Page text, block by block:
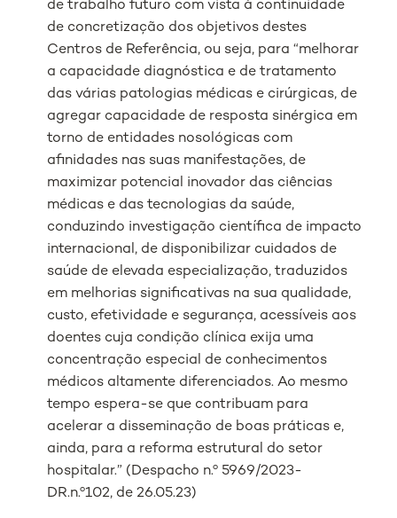
de trabalho futuro com vista à continuidade
de concretização dos objetivos destes
Centros de Referência, ou seja, para “melhorar
a capacidade diagnóstica e de tratamento
das várias patologias médicas e cirúrgicas, de
agregar capacidade de resposta sinérgica em
torno de entidades nosológicas com
afinidades nas suas manifestações, de
maximizar potencial inovador das ciências
médicas e das tecnologias da saúde,
conduzindo investigação científica de impacto
internacional, de disponibilizar cuidados de
saúde de elevada especialização, traduzidos
em melhorias significativas na sua qualidade,
custo, efetividade e segurança, acessíveis aos
doentes cuja condição clínica exija uma
concentração especial de conhecimentos
médicos altamente diferenciados. Ao mesmo
tempo espera-se que contribuam para
acelerar a disseminação de boas práticas e,
ainda, para a reforma estrutural do setor
hospitalar.” (Despacho n.º 5969/2023-
DR.n.º102, de 26.05.23)